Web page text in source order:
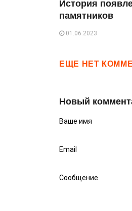
История
памятников
01.06.2023
ЕЩЕ НЕТ
Новый
Ваше имя
Email
Сообщение